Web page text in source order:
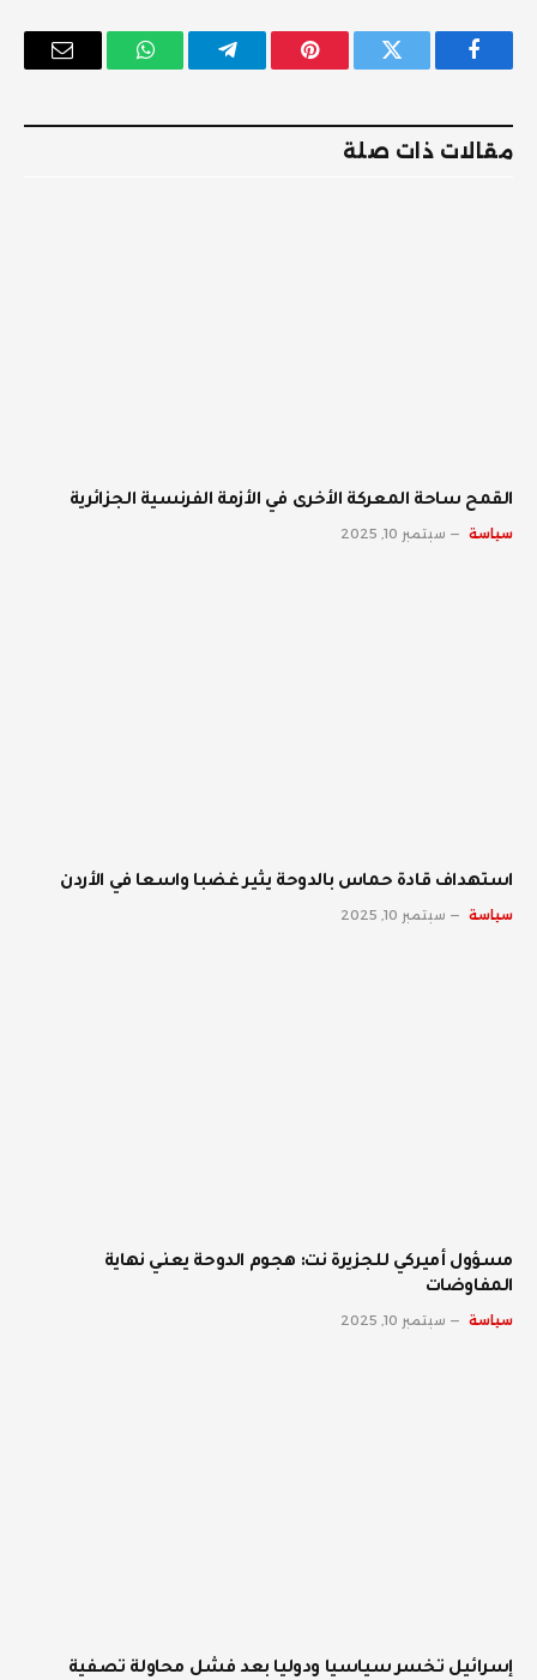
فيسبوك تويتر بينتيريستتيلقرام واتساب
البريد
مقالات ذات صلة
القمح ساحة المعركة الأخرى في الأزمة الفرنسية الجزائرية
سياسة سبتمبر 10, 2025
استهداف قادة حماس بالدوحة يثير غضبا واسعا في الأردن
سياسة سبتمبر 10, 2025
مسؤول أميركي للجزيرة نت: هجوم الدوحة يعني نهاية
المفاوضات
سياسة سبتمبر 10, 2025
إسرائيل تخسر سياسيا ودوليا بعد فشل محاولة تصفية